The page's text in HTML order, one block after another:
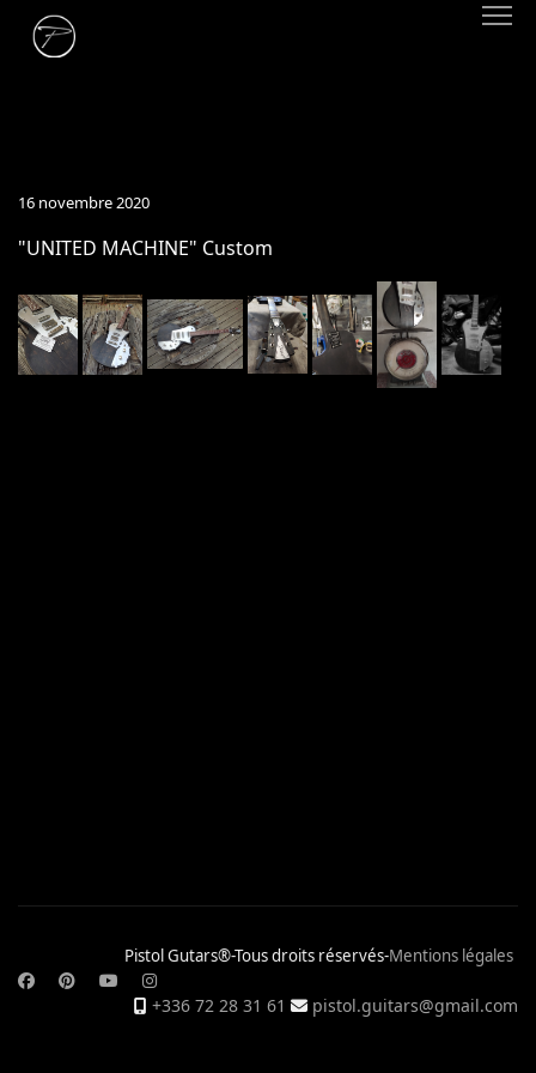
16 novembre 2020
"UNITED MACHINE" Custom
Pistol Gutars®-Tous droits réservés-Mentions légales
+336 72 28 31 61 pistol.guitars@gmail.com